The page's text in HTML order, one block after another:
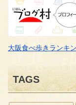
大阪食べ歩きランキ
TAGS